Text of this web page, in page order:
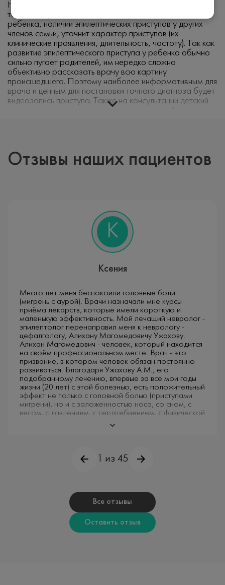
На консультации доктор подробно расспросит о
течении беременности и родов, раннем развитии
ребенка, наличии эпилептических приступов у других
членов семьи, уточнит характер приступов (их
клинические проявления, длительность, частоту). Так как
развитие эпилептического приступа у ребенка обычно
сильно пугает родителей, им нередко сложно
объективно рассказать врачу всю картину
происшедшего. Поэтому наиболее информативным для
врача и ценным для постановки точного диагноза будет
видеозапись приступа. Также на консультации детский
врач-эпилептолог проведет неврологический осмотр
может назначить дополнительное обследование: ЭЭГ-
видео мониторинг с индивидуальным дизайном
Методы лечения эпилепсии у
Для лечения эпилепсии у детей в настоящее время
терапия, хирургия эпилепсии, кетогенная диета.
Детские эпилептологи нашего центра при подборе
лечения всегда учитывают особенности маленьких
пациентов, опираются на современные международные
стандарты и рекомендации, что необходимо для
успешной борьбы с заболеванием.
Отзывы наших пациентов
К
Ксения
Много лет меня беспокоили головные боли
(мигрень с аурой). Врачи назначали мне курсы
приёма лекарств, которые имели короткую и
маленькую эффективность. Мой лечащий невролог -
эпилептолог перенаправил меня к неврологу -
цефалгологу, Алихану Магомедовичу Ужахову.
Алихан Магомедович - человек, который находится
на своём профессиональном месте. Врач - это
призвание, в котором человек обязан постоянно
развиваться. Благодаря Ужахову А.М., его
подобранному лечению,​ впервые за все мои годы
жизни (20 лет) с этой болезнью, есть положительный
эффект не только с головной болью (приступами
мигрени), но и с заложенностью носа, со сном, с
весом, с давлением, с сердцебиением, с физической
неврологией. Да, Алихан Магомедович молодой
специалист, что нередко напрягает пациентов,
специалисты, который постоянно развивается,
учится в своей профессиональной сфере. Мой
приём длился дольше часа, Алихан Магомедович
объяснил всё на доступном языке для меня,
человека, не имеющего медицинского
образования. При необходимости всегда ему
1 из 45
Все отзывы
Оставить отзыв